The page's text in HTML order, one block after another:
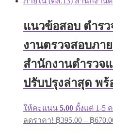
แนวข้อสอบ ตำรว
งานตรวจสอบภา
สำนักงานตำรวจ
ปรับปรุงล่าสุด พร้
ให้คะแนน 5.00 ตั้งแต่ 1-5
ลดราคา! ฿395.00 – ฿